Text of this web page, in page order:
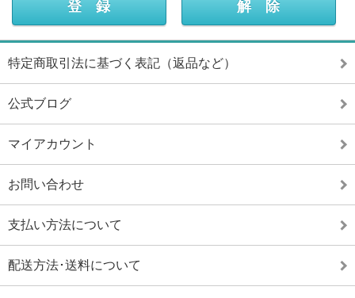
特定商取引法に基づく表記（返品など）
公式ブログ
マイアカウント
お問い合わせ
支払い方法について
配送方法･送料について